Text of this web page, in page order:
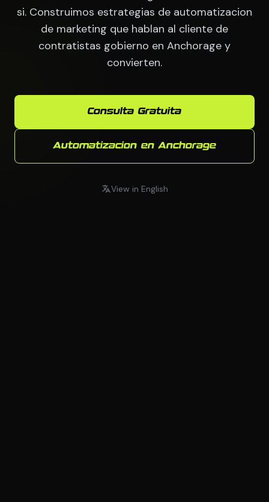
si. Construimos estrategias de automatizacion
de marketing que hablan al cliente de
contratistas gobierno en Anchorage y
convierten.
Consulta Gratuita
Automatizacion en Anchorage
View in English